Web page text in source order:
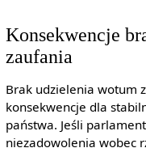
Konsekwencje
zaufania
Brak udzielenia wotum
konsekwencje dla
państwa. Jeśli
niezadowolenia wobec